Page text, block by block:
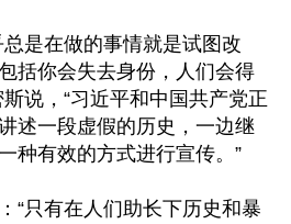
是在做的事情就是试图改
括你会失去身份，人们会得
说，“习近平和中国共产党正
述一段虚假的历史，一边继
种有效的方式进行宣传。”
“只有在人们助长下历史和暴